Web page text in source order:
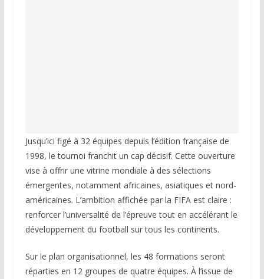
Jusqu’ici figé à 32 équipes depuis l’édition française de
1998, le tournoi franchit un cap décisif. Cette ouverture
vise à offrir une vitrine mondiale à des sélections
émergentes, notamment africaines, asiatiques et nord-
américaines. L’ambition affichée par la FIFA est claire :
renforcer l’universalité de l’épreuve tout en accélérant le
développement du football sur tous les continents.
Sur le plan organisationnel, les 48 formations seront
réparties en 12 groupes de quatre équipes. À l’issue de